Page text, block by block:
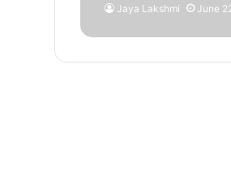
Jaya Lakshmi June